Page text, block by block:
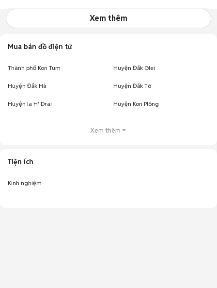
Xem thêm
Mua bán đồ điện tử
Thành phố Kon Tum Huyện Đắk Glei
Huyện Đắk Hà Huyện Đắk Tô
Huyện Ia H' Drai Huyện Kon Plông
Xem thêm
Tiện ích
Kinh nghiệm